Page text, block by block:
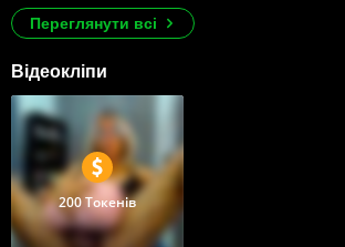
Переглянути всі
Відеокліпи
200 Токенів